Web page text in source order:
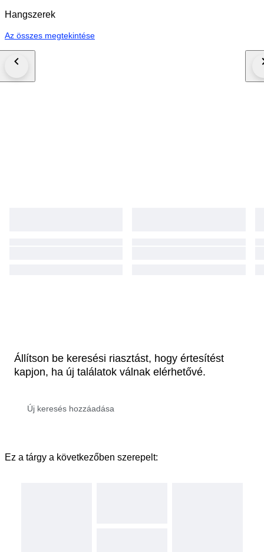
Hangszerek
Az összes megtekintése
Állítson be keresési riasztást, hogy értesítést
kapjon, ha új találatok válnak elérhetővé.
Ez a tárgy a következőben szerepelt: